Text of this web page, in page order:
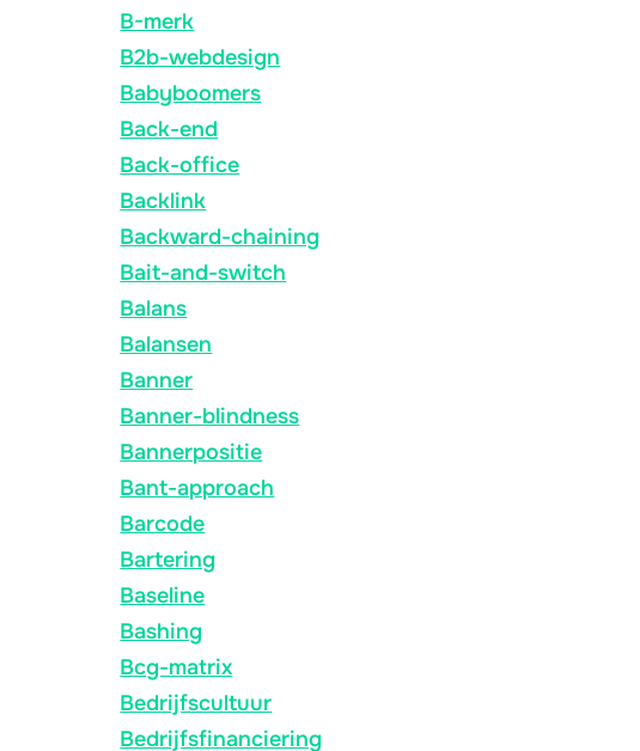
B-merk
B2b-webdesign
Babyboomers
Back-end
Back-office
Backlink
Backward-chaining
Bait-and-switch
Balans
Balansen
Banner
Banner-blindness
Bannerpositie
Bant-approach
Barcode
Bartering
Baseline
Bashing
Bcg-matrix
Bedrijfscultuur
Bedrijfsfinanciering